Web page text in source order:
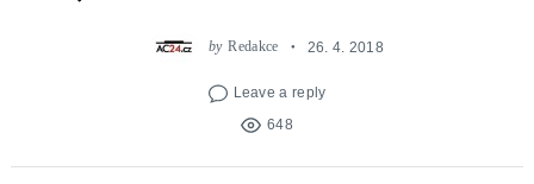
by Redakce 26. 4. 2018
Leave a reply
648